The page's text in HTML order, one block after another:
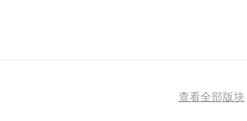
查看全部版块